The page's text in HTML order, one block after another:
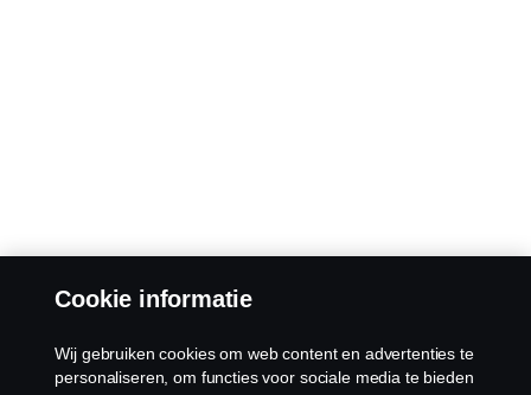
Cookie informatie
Wij gebruiken cookies om web content en advertenties te
personaliseren, om functies voor sociale media te bieden